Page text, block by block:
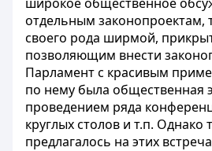
отдельным законопроектам,
своего рода ширмой,
позволяющим внести
Парламент с красивым
по нему была общественная
проведением ряда
круглых столов и т.п. Однако
предлагалось на этих